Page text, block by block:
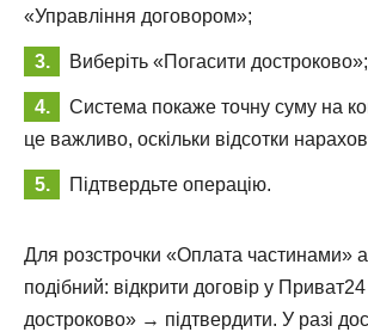
«Управління договором»;
Виберіть «Погасити достроково»;
Система покаже точну суму на
це важливо, оскільки відсотки
Підтвердьте операцію.
Для розстрочки «Оплата частинами»
подібний: відкрити договір у
достроково» → підтвердити. У разі